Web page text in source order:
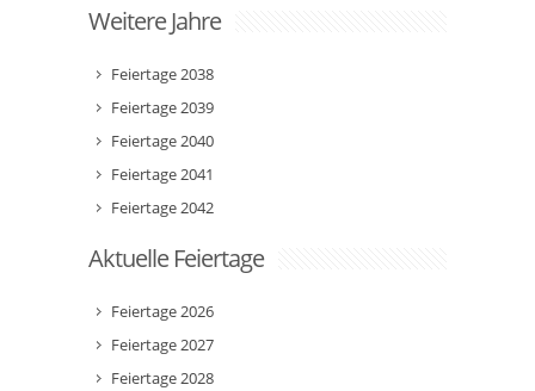
Weitere Jahre
Feiertage 2038
Feiertage 2039
Feiertage 2040
Feiertage 2041
Feiertage 2042
Aktuelle Feiertage
Feiertage 2026
Feiertage 2027
Feiertage 2028